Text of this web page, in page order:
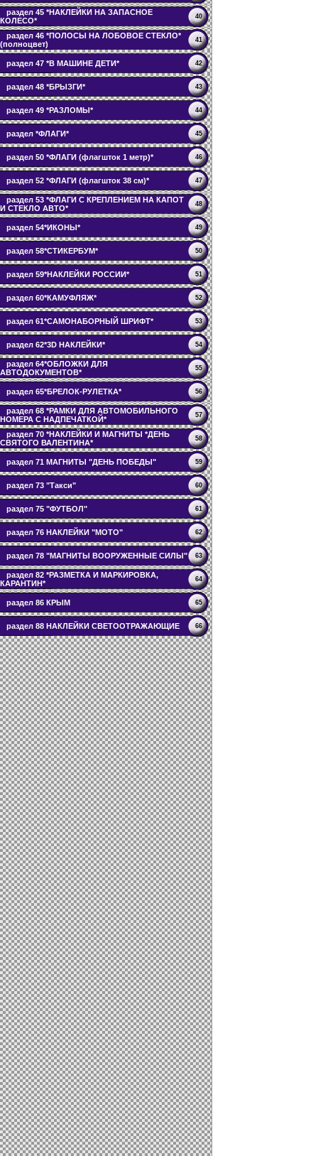
раздел 45 *НАКЛЕЙКИ НА ЗАПАСНОЕ
КОЛЕСО*
40
раздел 46 *ПОЛОСЫ НА ЛОБОВОЕ СТЕКЛО*
(полноцвет)
41
раздел 47 *В МАШИНЕ ДЕТИ* 42
раздел 48 *БРЫЗГИ* 43
раздел 49 *РАЗЛОМЫ* 44
раздел *ФЛАГИ* 45
раздел 50 *ФЛАГИ (флагшток 1 метр)* 46
раздел 52 *ФЛАГИ (флагшток 38 см)* 47
раздел 53 *ФЛАГИ С КРЕПЛЕНИЕМ НА КАПОТ
И СТЕКЛО АВТО*
48
раздел 54*ИКОНЫ* 49
раздел 58*СТИКЕРБУМ* 50
раздел 59*НАКЛЕЙКИ РОССИИ* 51
раздел 60*КАМУФЛЯЖ* 52
раздел 61*САМОНАБОРНЫЙ ШРИФТ* 53
раздел 62*3D НАКЛЕЙКИ* 54
раздел 64*ОБЛОЖКИ ДЛЯ
АВТОДОКУМЕНТОВ*
55
раздел 65*БРЕЛОК-РУЛЕТКА* 56
раздел 68 *РАМКИ ДЛЯ АВТОМОБИЛЬНОГО
НОМЕРА С НАДПЕЧАТКОЙ*
57
раздел 70 *НАКЛЕЙКИ И МАГНИТЫ *ДЕНЬ
СВЯТОГО ВАЛЕНТИНА*
58
раздел 71 МАГНИТЫ "ДЕНЬ ПОБЕДЫ" 59
раздел 73 "Такси" 60
раздел 75 "ФУТБОЛ" 61
раздел 76 НАКЛЕЙКИ "МОТО" 62
раздел 78 "МАГНИТЫ ВООРУЖЕННЫЕ СИЛЫ" 63
раздел 82 *РАЗМЕТКА И МАРКИРОВКА,
КАРАНТИН*
64
раздел 86 КРЫМ 65
раздел 88 НАКЛЕЙКИ СВЕТООТРАЖАЮЩИЕ 66